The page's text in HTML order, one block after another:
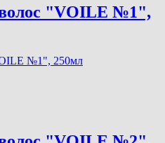
"VOILE №1",